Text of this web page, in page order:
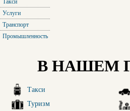
Такси
Услуги
Транспорт
Промышленность
В НАШЕМ
Такси
Туризм